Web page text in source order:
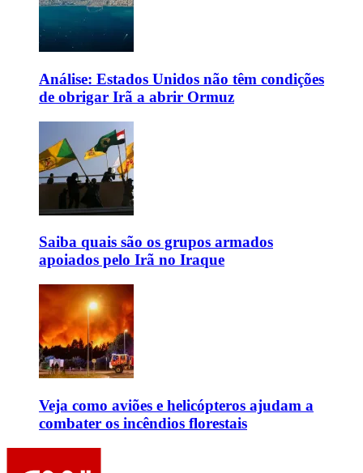
Análise: Estados Unidos não têm condições
de obrigar Irã a abrir Ormuz
Saiba quais são os grupos armados
apoiados pelo Irã no Iraque
Veja como aviões e helicópteros ajudam a
combater os incêndios florestais